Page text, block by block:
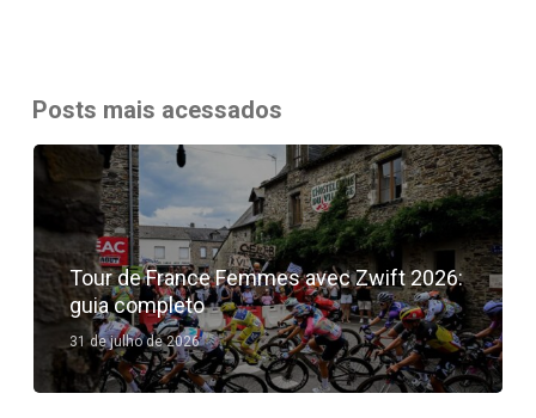
Posts mais acessados
Tour de France Femmes avec Zwift 2026:
guia completo
31 de julho de 2026